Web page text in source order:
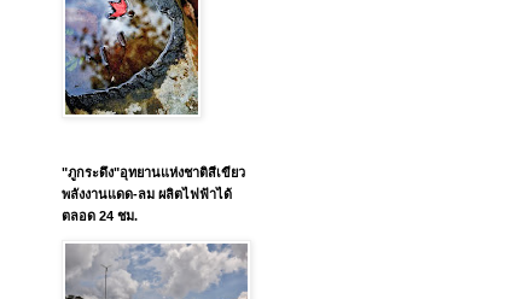
"ภูกระดึง"อุทยานแห่งชาติสีเขียว
พลังงานแดด-ลม ผลิตไฟฟ้าได้
ตลอด 24 ชม.